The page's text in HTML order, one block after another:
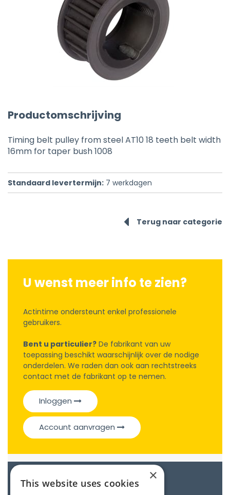
Productomschrijving
Timing belt pulley from steel AT10 18 teeth belt width
16mm for taper bush 1008
Standaard levertermijn: 7 werkdagen
Terug naar categorie
U wenst meer info te zien?
Actintime ondersteunt enkel professionele
gebruikers.
Bent u particulier? De fabrikant van uw
toepassing beschikt waarschijnlijk over de nodige
onderdelen. We raden dan ook aan rechtstreeks
contact met de fabrikant op te nemen.
Inloggen
Account aanvragen
Catalogue
×
This website uses cookies